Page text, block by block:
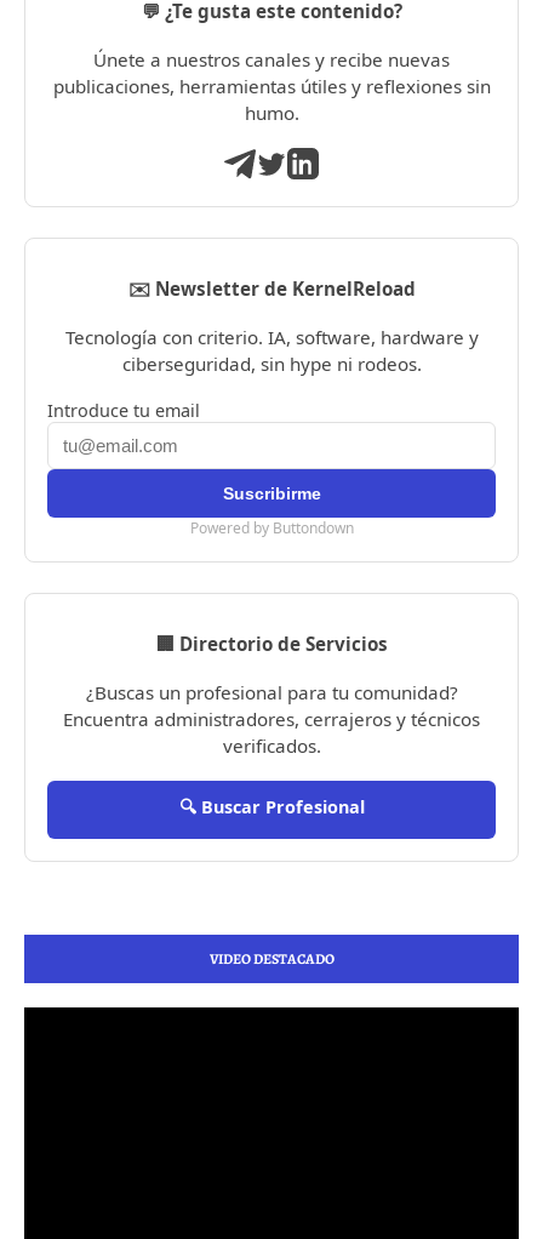
💬 ¿Te gusta este contenido?
Únete a nuestros canales y recibe nuevas
publicaciones, herramientas útiles y reflexiones sin
humo.
✉️ Newsletter de KernelReload
Tecnología con criterio. IA, software, hardware y
ciberseguridad, sin hype ni rodeos.
Introduce tu email
Powered by Buttondown
🏢 Directorio de Servicios
¿Buscas un profesional para tu comunidad?
Encuentra administradores, cerrajeros y técnicos
verificados.
🔍 Buscar Profesional
VIDEO DESTACADO